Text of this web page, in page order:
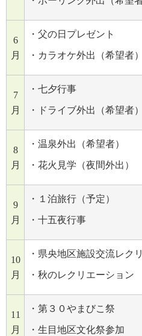
6
月
・父の日プレゼント
・カラオケ外出（希望者）
7
月
・七夕行事
・ドライブ外出（希望者）
8
月
・温泉外出（希望者）
・花火見学（夜間外出）
9
月
・１泊旅行（予定）
・十五夜行事
10
月
・県央地区施設交流レク
・秋のレクリエーション
11
月
・第３０やまびこ祭
・生目地区文化祭参加